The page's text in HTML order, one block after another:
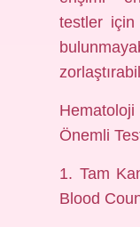
testler için
Önemli
1. Tam
Blood